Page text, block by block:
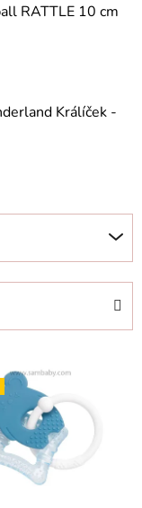
RATTLE 10 cm
Králíček -